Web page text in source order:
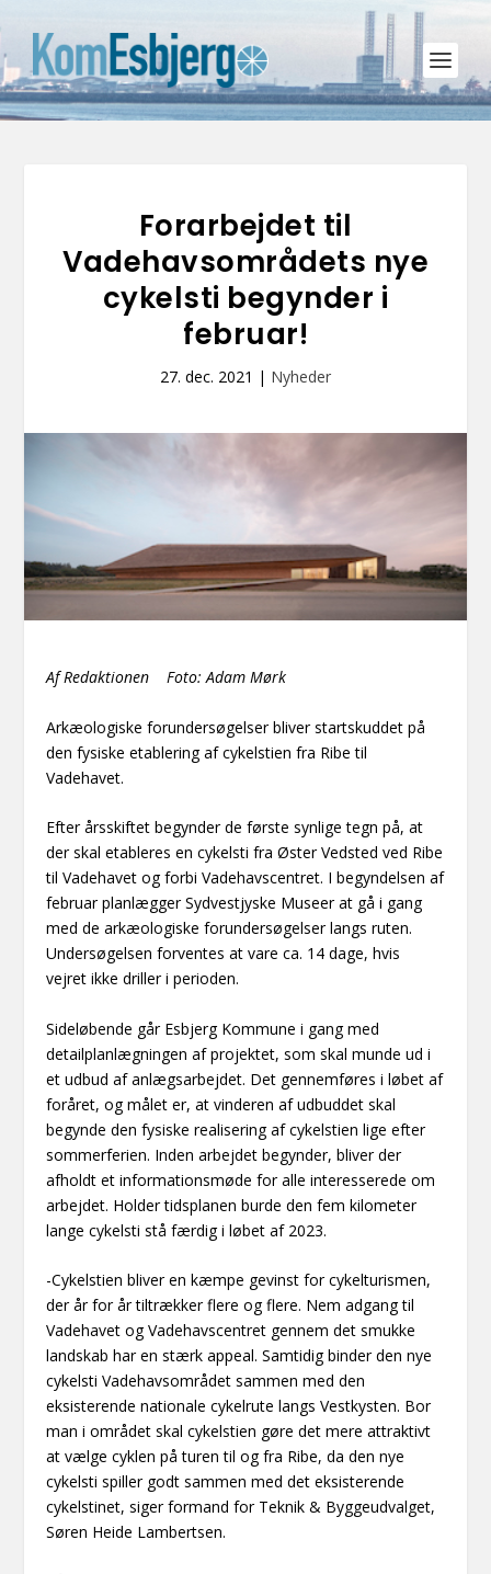
Forarbejdet til
Vadehavsområdets nye
cykelsti begynder i
februar!
27. dec. 2021 | Nyheder
Af Redaktionen Foto: Adam Mørk
Arkæologiske forundersøgelser bliver startskuddet på
den fysiske etablering af cykelstien fra Ribe til
Vadehavet.
Efter årsskiftet begynder de første synlige tegn på, at
der skal etableres en cykelsti fra Øster Vedsted ved Ribe
til Vadehavet og forbi Vadehavscentret. I begyndelsen af
februar planlægger Sydvestjyske Museer at gå i gang
med de arkæologiske forundersøgelser langs ruten.
Undersøgelsen forventes at vare ca. 14 dage, hvis
vejret ikke driller i perioden.
Sideløbende går Esbjerg Kommune i gang med
detailplanlægningen af projektet, som skal munde ud i
et udbud af anlægsarbejdet. Det gennemføres i løbet af
foråret, og målet er, at vinderen af udbuddet skal
begynde den fysiske realisering af cykelstien lige efter
sommerferien. Inden arbejdet begynder, bliver der
afholdt et informationsmøde for alle interesserede om
arbejdet. Holder tidsplanen burde den fem kilometer
lange cykelsti stå færdig i løbet af 2023.
-Cykelstien bliver en kæmpe gevinst for cykelturismen,
der år for år tiltrækker flere og flere. Nem adgang til
Vadehavet og Vadehavscentret gennem det smukke
landskab har en stærk appeal. Samtidig binder den nye
cykelsti Vadehavsområdet sammen med den
eksisterende nationale cykelrute langs Vestkysten. Bor
man i området skal cykelstien gøre det mere attraktivt
at vælge cyklen på turen til og fra Ribe, da den nye
cykelsti spiller godt sammen med det eksisterende
cykelstinet, siger formand for Teknik & Byggeudvalget,
Søren Heide Lambertsen.